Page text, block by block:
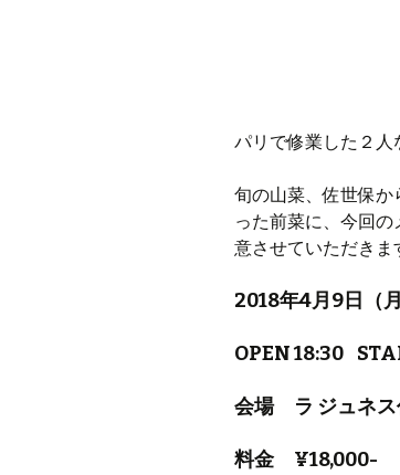
パリで修業した２人
旬の山菜、佐世保
った前菜に、今回
意させていただきま
2018年4月9日（月
OPEN 18:30
会場 ラ ジュネス
料金 ¥18,000-